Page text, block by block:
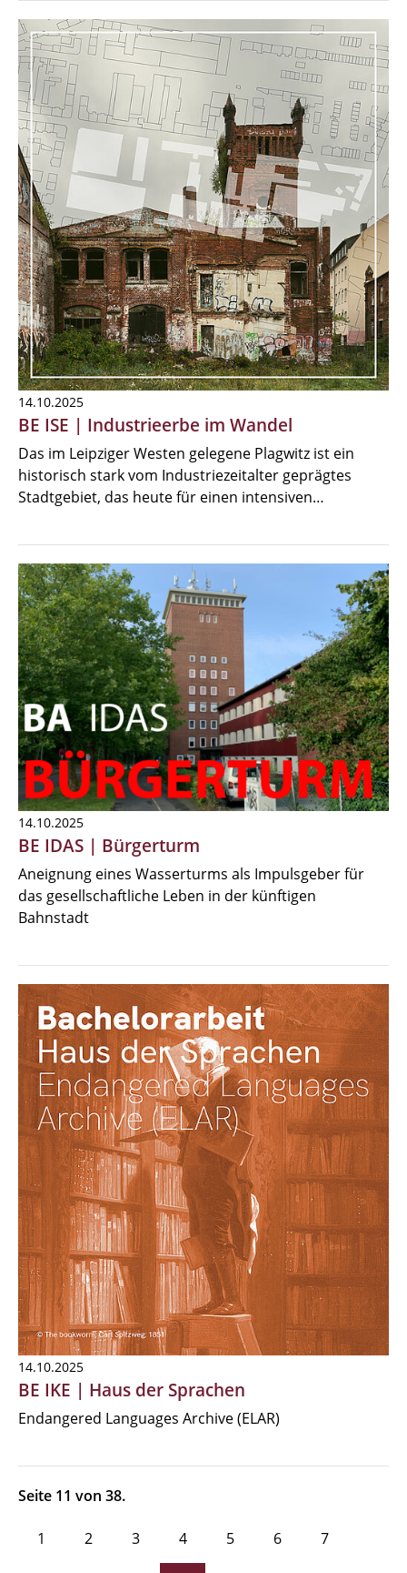
14.10.2025
BE ISE | Industrieerbe im Wandel
Das im Leipziger Westen gelegene Plagwitz ist ein
historisch stark vom Industriezeitalter geprägtes
Stadtgebiet, das heute für einen intensiven…
14.10.2025
BE IDAS | Bürgerturm
Aneignung eines Wasserturms als Impulsgeber für
das gesellschaftliche Leben in der künftigen
Bahnstadt
14.10.2025
BE IKE | Haus der Sprachen
Endangered Languages Archive (ELAR)
Seite 11 von 38.
1 2 3 4 5 6 7